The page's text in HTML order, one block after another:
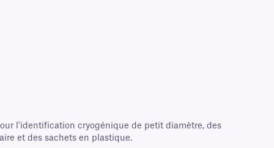
l'identification cryogénique de petit diamètre, des
et des sachets en plastique.